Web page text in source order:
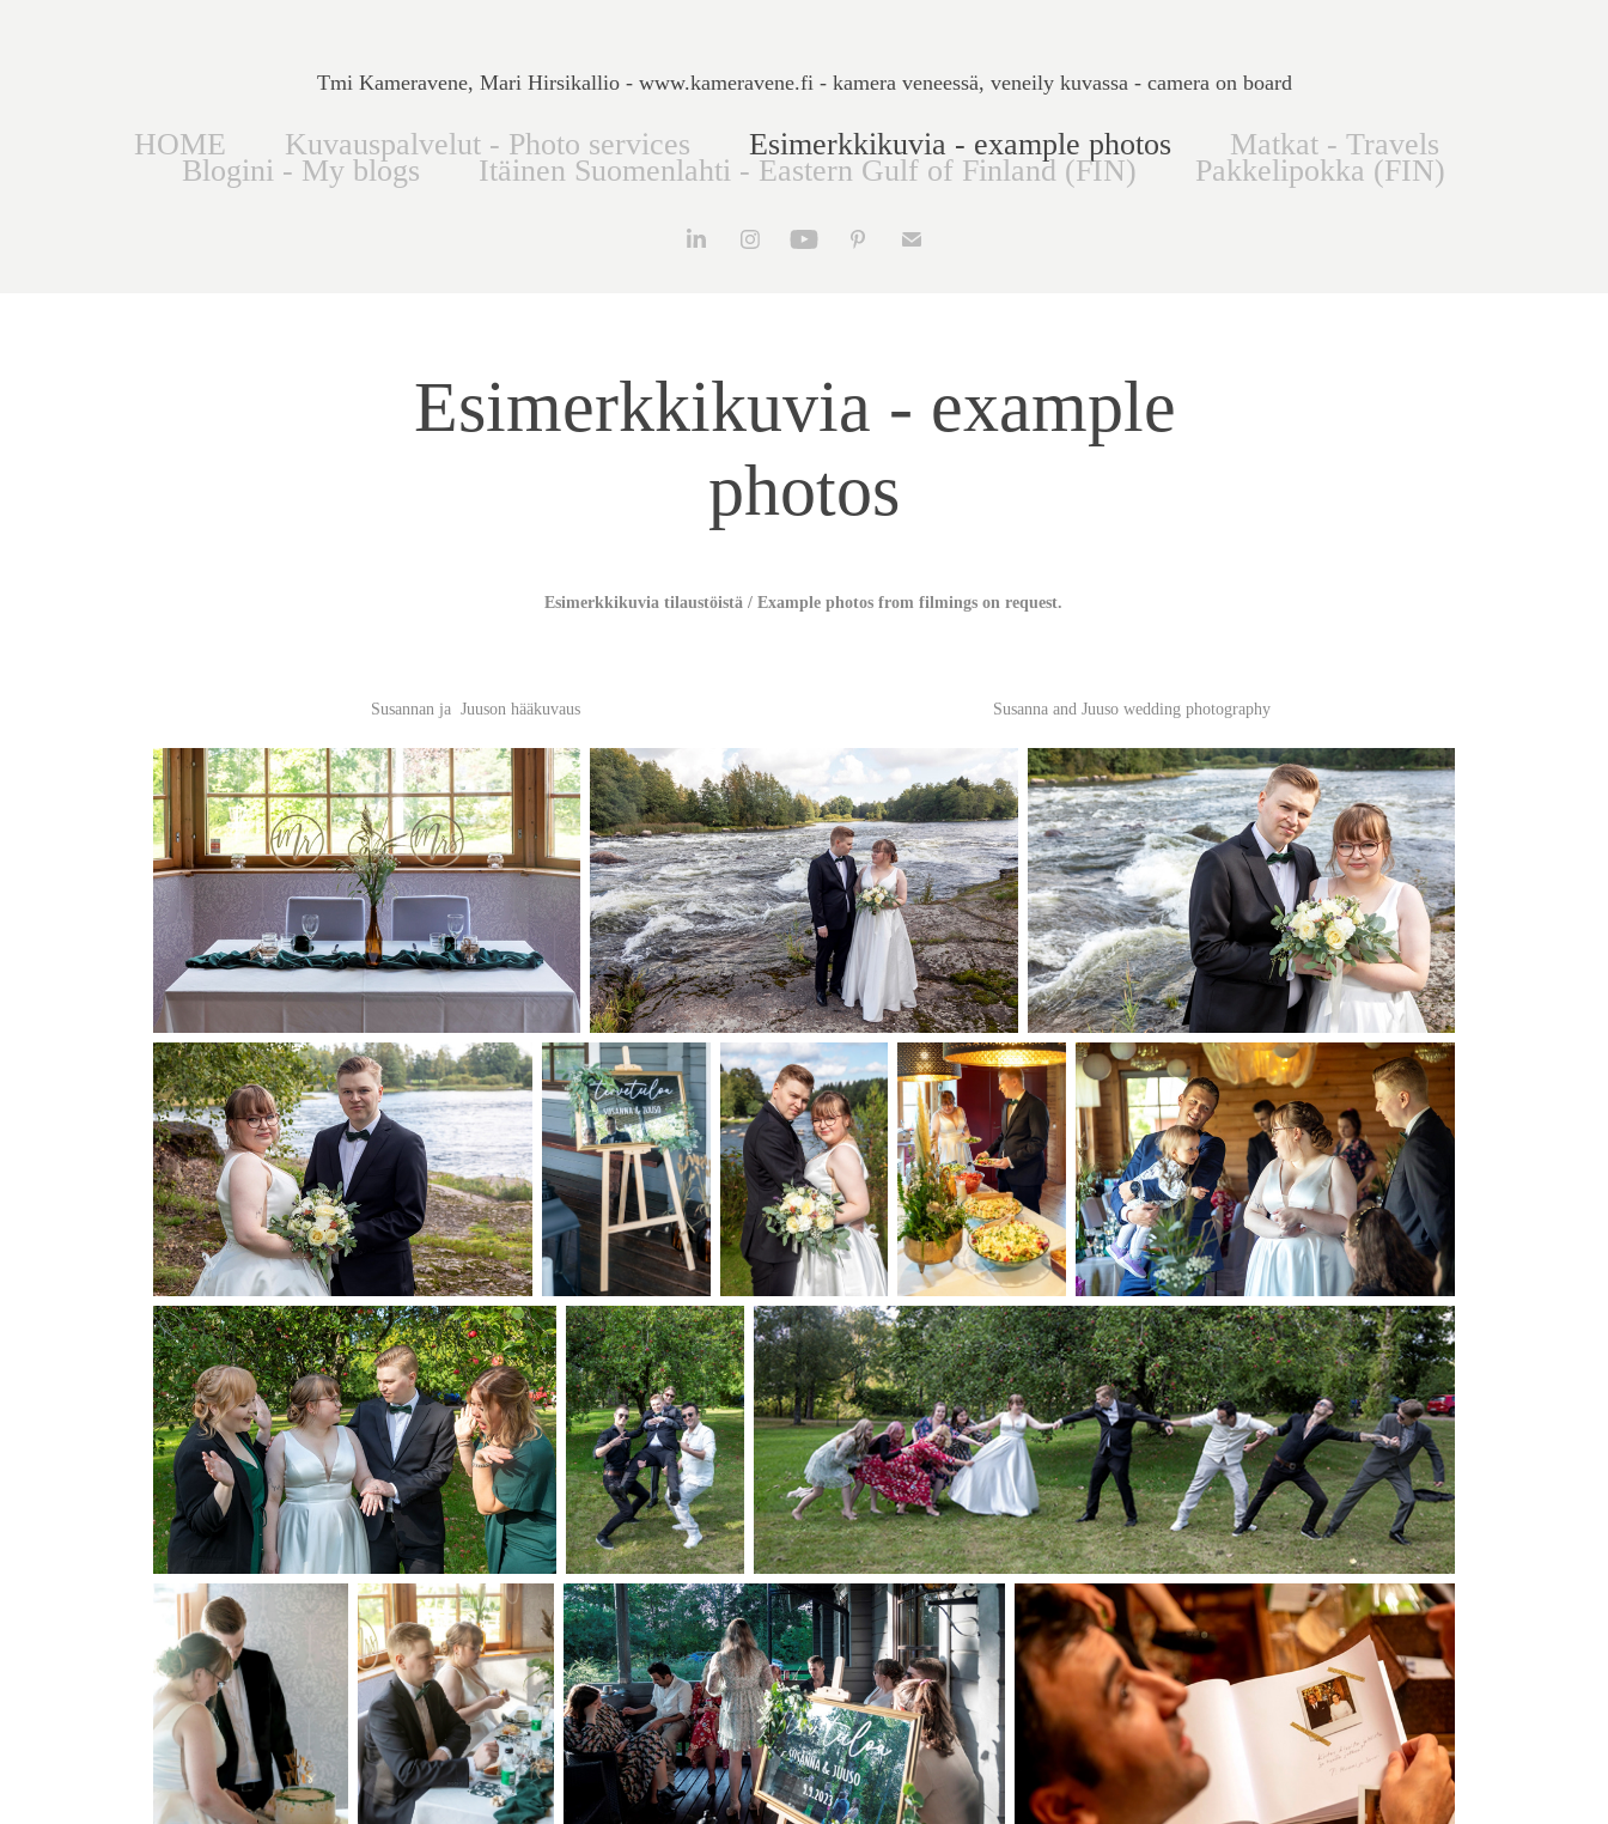
Tmi Kameravene, Mari Hirsikallio - www.kameravene.fi - kamera veneessä, veneily kuvassa - camera on board
HOME Kuvauspalvelut - Photo services Esimerkkikuvia - example photos Matkat - Travels
Blogini - My blogs Itäinen Suomenlahti - Eastern Gulf of Finland (FIN) Pakkelipokka (FIN)
Esimerkkikuvia - example
photos
Esimerkkikuvia tilaustöistä / Example photos from filmings on request.
Susannan ja Juuson hääkuvaus Susanna and Juuso wedding photography